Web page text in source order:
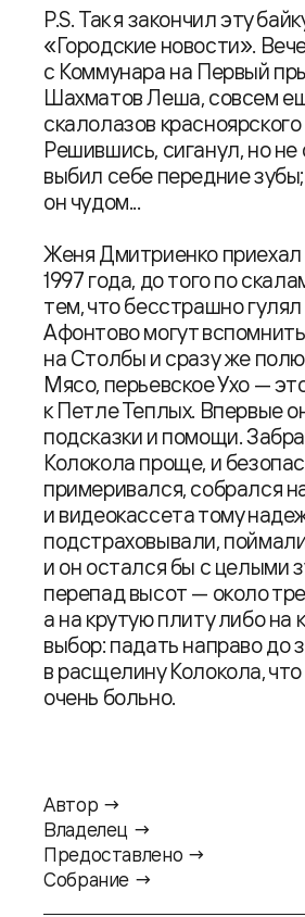
P.S. Так я закончил эту
«Городские новости».
с Коммунара на Первый
Шахматов Леша, совсем
скалолазов
Решившись, сиганул, но
выбил себе передние
он чудом...
Женя Дмитриенко приехал
1997 года, до того по
тем, что бесстрашно
Афонтово могут
на Столбы и сразу же
Мясо, перьевское Ухо —
к Петле Теплых. Впервые
подсказки и помощи.
Колокола проще, и
примеривался, собрался
и видеокассета тому
подстраховывали,
и он остался бы с целыми
перепад высот — около
а на крутую плиту либо на
выбор: падать направо до
в расщелину Колокола,
очень больно.
Автор →
Владелец →
Предоставлено →
Собрание →